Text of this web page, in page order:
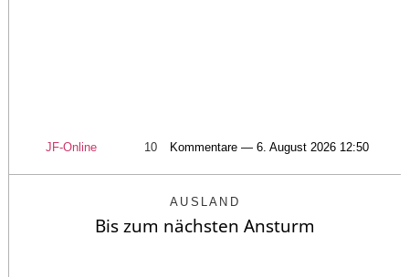
JF-Online 10 Kommentare — 6. August 2026 12:50
AUSLAND
Bis zum nächsten Ansturm